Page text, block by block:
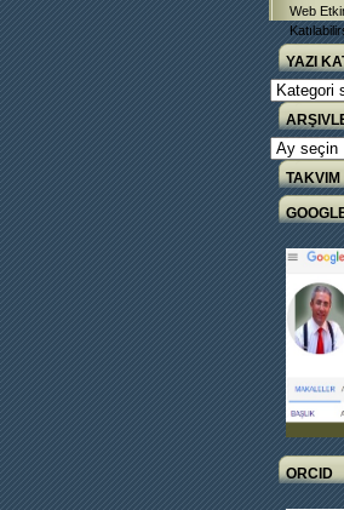
Web
YAZI
Yazı
Kategorileri
Arşivler
TAKVIM
ORCID